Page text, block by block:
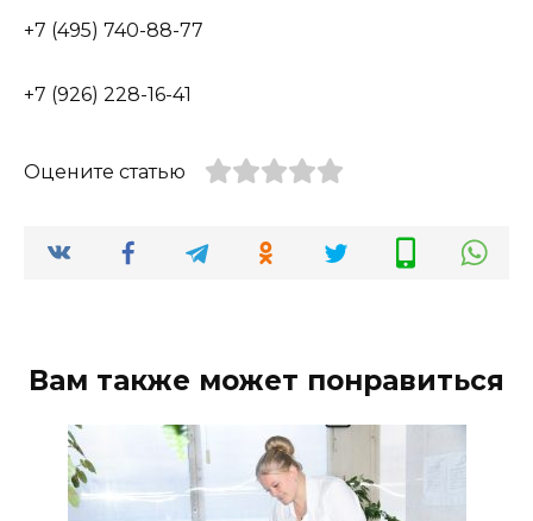
+7 (495) 740-88-77
+7 (926) 228-16-41
Оцените статью
Вам также может понравиться